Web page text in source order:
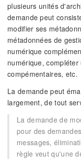
plusieurs unités
demande peut
modifier ses
métadonnées de
numérique
numérique,
compémentaires, etc.
La demande peut
largement, de tout
La demande de
pour des
messages,
règle veut qu'une